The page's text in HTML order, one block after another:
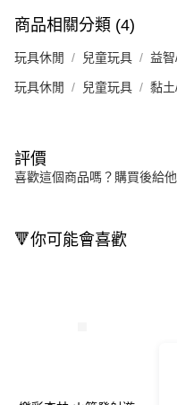
商品相關分類 (4)
玩具休閒 兒童玩具 益
玩具休閒 兒童玩具 黏
評價
喜歡這個商品嗎？購買後給
🔻你可能會喜歡